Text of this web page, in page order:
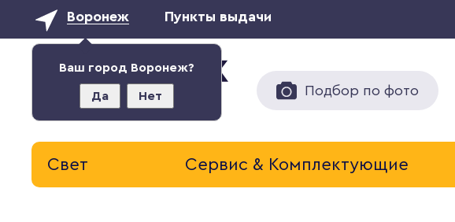
Воронеж
Ваш город Воронеж?
Да Нет
Пункты выдачи
Подбор по фото
Свет Сервис & Комплектующие